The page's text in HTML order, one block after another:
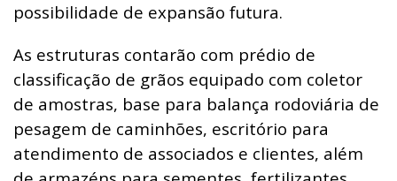
possibilidade de expansão futura.
As estruturas contarão com prédio de
classificação de grãos equipado com coletor
de amostras, base para balança rodoviária de
pesagem de caminhões, escritório para
atendimento de associados e clientes, além